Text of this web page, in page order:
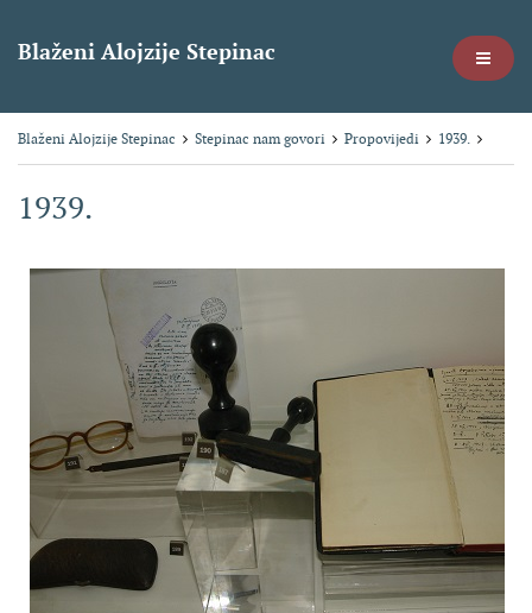
Blaženi Alojzije Stepinac
Blaženi Alojzije Stepinac Stepinac nam govori Propovijedi 1939.
1939.